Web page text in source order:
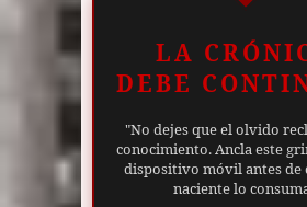
LA
DEBE
"No dejes que el olvido
conocimiento. Ancla este
dispositivo móvil antes de
naciente lo